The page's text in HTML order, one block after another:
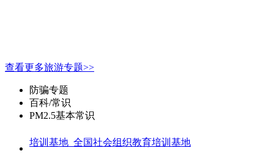
查看更多旅游专题>>
防骗专题
百科/常识
PM2.5基本常识
培训基地_全国社会组织教育培训基地